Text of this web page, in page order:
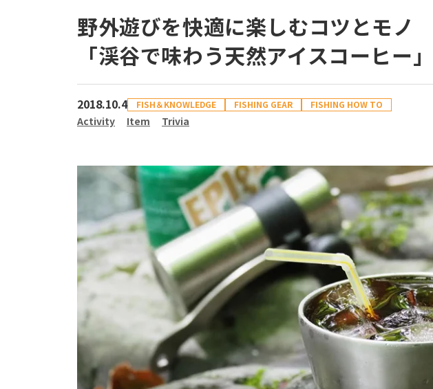
野外遊びを快適に楽しむコツとモノ
「渓谷で味わう天然アイスコーヒー」
2018.10.4 FISH＆KNOWLEDGE FISHING GEAR FISHING HOW TO
Activity Item Trivia